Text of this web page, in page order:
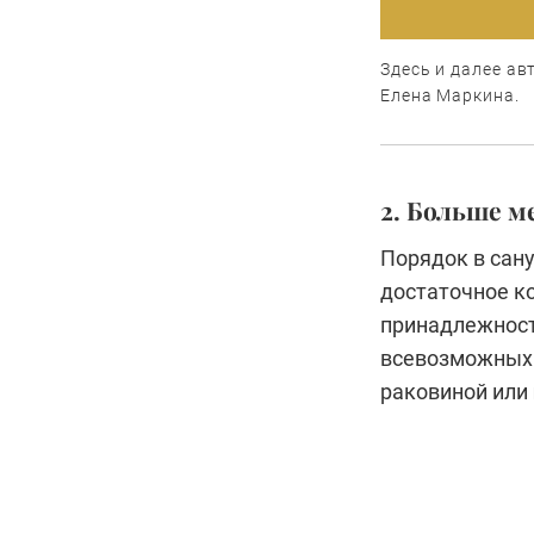
Здесь и далее
Елена Маркина.
2. Больше
Порядок в
достаточное
раковиной